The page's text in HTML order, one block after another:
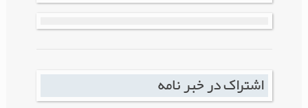
اشتراک در خبر نامه